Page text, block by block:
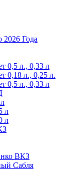
Года
0,5 л., 0,33 л
0,18 л., 0,25 л.
0,5 л., 0,33 л
л
л
ВКЗ
Сабля